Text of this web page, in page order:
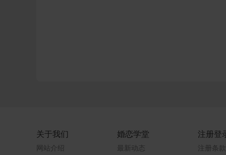
关于我们
网站介绍
婚恋学堂
最新动态
注册登
注册条款